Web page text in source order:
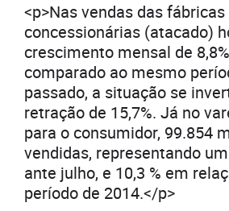
<p>Nas vendas das
concessionárias (atacado)
crescimento mensal de
comparado ao mesmo
passado, a situação se
retração de 15,7%. Já no
para o consumidor, 99.854
vendidas, representando
ante julho, e 10,3 % em
período de 2014.</p>